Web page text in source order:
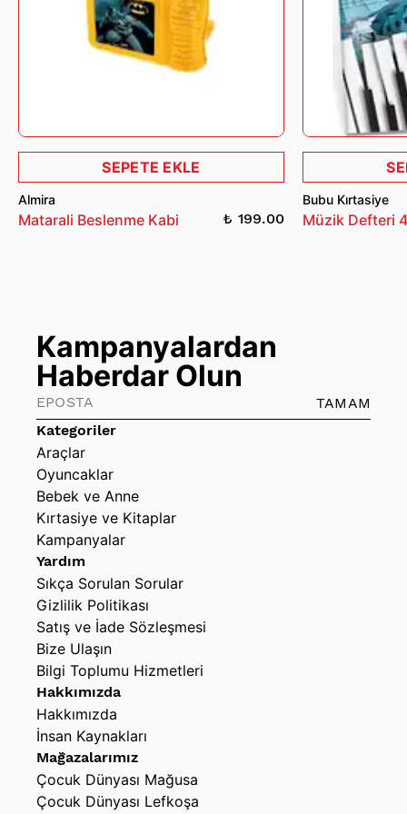
SEPETE EKLE
Almira
Matarali Beslenme Kabi ₺ 199.00
Bubu Kırtasiye
Müzik Defteri
Kategoriler
Araçlar
Oyuncaklar
Bebek ve Anne
Kırtasiye ve Kitaplar
Kampanyalar
Yardım
Sıkça Sorulan Sorular
Gizlilik Politikası
Satış ve İade Sözleşmesi
Bize Ulaşın
Bilgi Toplumu Hizmetleri
Hakkımızda
Hakkımızda
İnsan Kaynakları
Mağazalarımız
Çocuk Dünyası Mağusa
Çocuk Dünyası Lefkoşa
Kampanyalardan
Haberdar Olun
TAMAM